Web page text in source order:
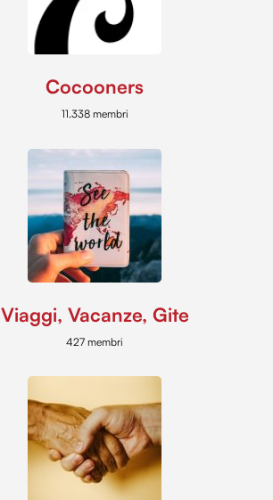
Cocooners
11.338 membri
Viaggi, Vacanze, Gite
427 membri